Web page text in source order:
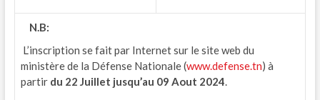
N.B:
L’inscription se fait par Internet sur le site web du
ministère de la Défense Nationale (www.defense.tn) à
partir du 22 Juillet jusqu’au 09 Aout 2024.